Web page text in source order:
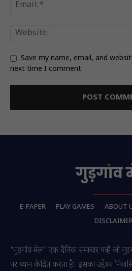
Save my name, email, and
next time I comment.
E-PAPER PLAY GAMES ABOUT
“गुडगाँव मेल” एक दैनिक समाचार पत्र है जो
पर ध्यान केंद्रित करता है। इसका उद्देश्य